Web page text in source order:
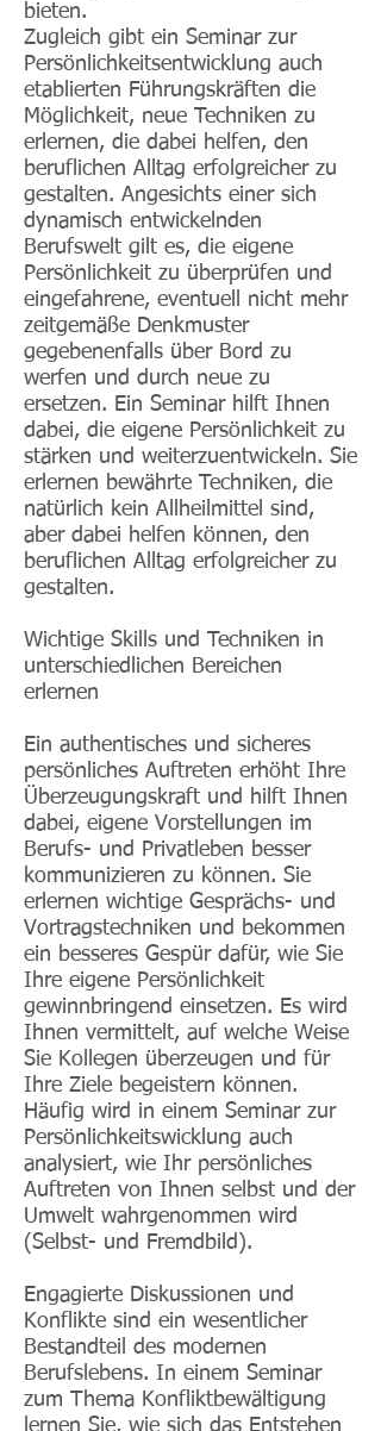
bieten.
Zugleich gibt ein Seminar zur
Persönlichkeitsentwicklung auch
etablierten Führungskräften die
Möglichkeit, neue Techniken zu
erlernen, die dabei helfen, den
beruflichen Alltag erfolgreicher zu
gestalten. Angesichts einer sich
dynamisch entwickelnden
Berufswelt gilt es, die eigene
Persönlichkeit zu überprüfen und
eingefahrene, eventuell nicht mehr
zeitgemäße Denkmuster
gegebenenfalls über Bord zu
werfen und durch neue zu
ersetzen. Ein Seminar hilft Ihnen
dabei, die eigene Persönlichkeit zu
stärken und weiterzuentwickeln. Sie
erlernen bewährte Techniken, die
natürlich kein Allheilmittel sind,
aber dabei helfen können, den
beruflichen Alltag erfolgreicher zu
gestalten.
Wichtige Skills und Techniken in
unterschiedlichen Bereichen
erlernen
Ein authentisches und sicheres
persönliches Auftreten erhöht Ihre
Überzeugungskraft und hilft Ihnen
dabei, eigene Vorstellungen im
Berufs- und Privatleben besser
kommunizieren zu können. Sie
erlernen wichtige Gesprächs- und
Vortragstechniken und bekommen
ein besseres Gespür dafür, wie Sie
Ihre eigene Persönlichkeit
gewinnbringend einsetzen. Es wird
Ihnen vermittelt, auf welche Weise
Sie Kollegen überzeugen und für
Ihre Ziele begeistern können.
Häufig wird in einem Seminar zur
Persönlichkeitswicklung auch
analysiert, wie Ihr persönliches
Auftreten von Ihnen selbst und der
Umwelt wahrgenommen wird
(Selbst- und Fremdbild).
Engagierte Diskussionen und
Konflikte sind ein wesentlicher
Bestandteil des modernen
Berufslebens. In einem Seminar
zum Thema Konfliktbewältigung
lernen Sie, wie sich das Entstehen